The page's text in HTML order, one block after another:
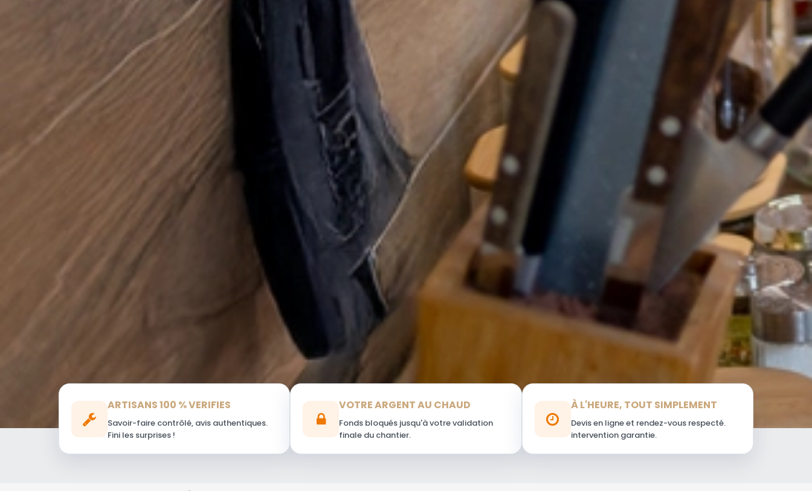
ARTISANS 100 % VERIFIES
Savoir-faire contrôlé, avis authentiques.
Fini les surprises !
VOTRE ARGENT AU CHAUD
Fonds bloqués jusqu'à votre validation
finale du chantier.
À L'HEURE, TOUT SIMPLEMENT
Devis en ligne et rendez-vous respecté.
intervention garantie.